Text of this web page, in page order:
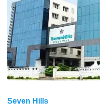
Seven Hills